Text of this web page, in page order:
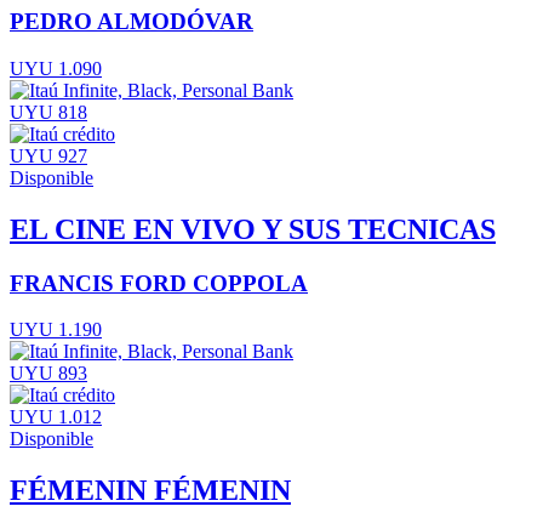
PEDRO ALMODÓVAR
UYU 1.090
UYU 818
UYU 927
Disponible
EL CINE EN VIVO Y SUS TECNICAS
FRANCIS FORD COPPOLA
UYU 1.190
UYU 893
UYU 1.012
Disponible
FÉMENIN FÉMENIN